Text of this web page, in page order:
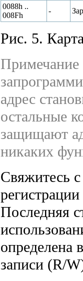
0088h ..
008Fh
-
Рис. 5.
адрес
остальные
защищают
никаких
Свяжитесь
Последняя
определена
записи (R/